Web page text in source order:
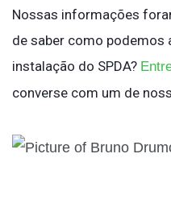
Nossas informações
de saber como podemos
instalação do SPDA?
converse com um de